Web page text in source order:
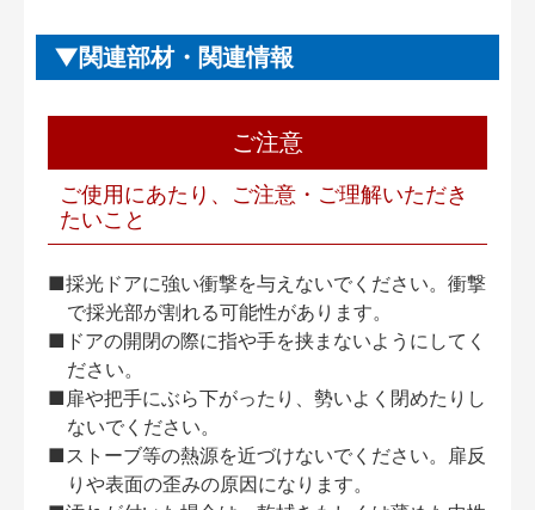
関連部材・関連情報
ご注意
ご使用にあたり、ご注意・ご理解いただき
たいこと
■採光ドアに強い衝撃を与えないでください。衝撃
で採光部が割れる可能性があります。
■ドアの開閉の際に指や手を挟まないようにしてく
ださい。
■扉や把手にぶら下がったり、勢いよく閉めたりし
ないでください。
■ストーブ等の熱源を近づけないでください。扉反
りや表面の歪みの原因になります。